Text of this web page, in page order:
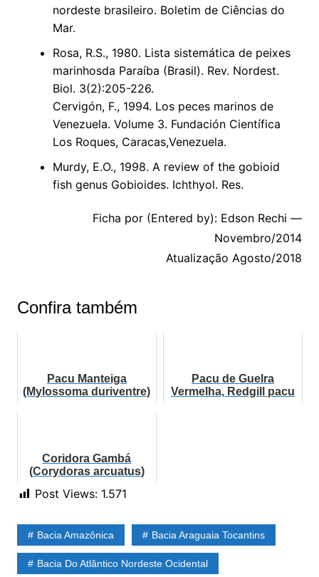
nordeste brasileiro. Boletim de Ciências do
Mar.
Rosa, R.S., 1980. Lista sistemática de peixes
marinhosda Paraíba (Brasil). Rev. Nordest.
Biol. 3(2):205-226.
Cervigón, F., 1994. Los peces marinos de
Venezuela. Volume 3. Fundación Científica
Los Roques, Caracas,Venezuela.
Murdy, E.O., 1998. A review of the gobioid
fish genus Gobioides. Ichthyol. Res.
Ficha por (Entered by): Edson Rechi —
Novembro/2014
Atualização Agosto/2018
Confira também
Pacu Manteiga
(Mylossoma duriventre)
Pacu de Guelra
Vermelha, Redgill pacu
Coridora Gambá
(Corydoras arcuatus)
Post Views: 1.571
Bacia Amazônica Bacia Araguaia Tocantins
Bacia Do Atlântico Nordeste Ocidental